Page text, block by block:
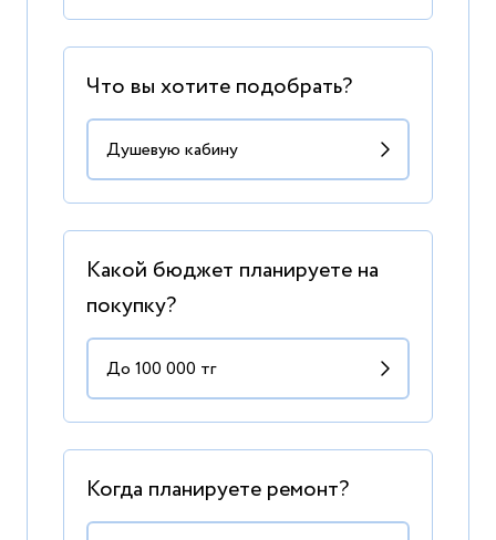
Что вы хотите подобрать?
Какой бюджет планируете на
покупку?
Когда планируете ремонт?